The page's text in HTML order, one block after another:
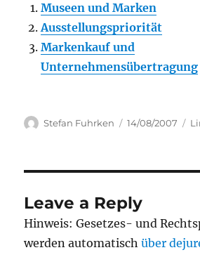
Museen und Marken
Ausstellungspriorität
Markenkauf und
Unternehmensübertragung
Author
Stefan Fuhrken
Posted
14/08/2007
Leave a Reply
Hinweis: Gesetzes- und
werden automatischüber